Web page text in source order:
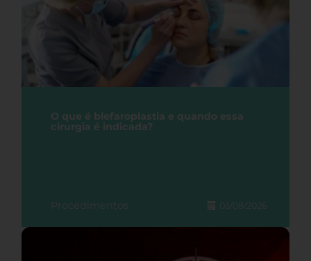
O que é blefaroplastia e quando essa
cirurgia é indicada?
Procedimentos 03/08/2026